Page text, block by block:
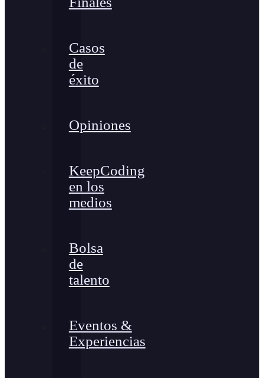
Casos
de
éxito
Opiniones
KeepCoding
en los
medios
Bolsa
de
talento
Eventos &
Experiencias